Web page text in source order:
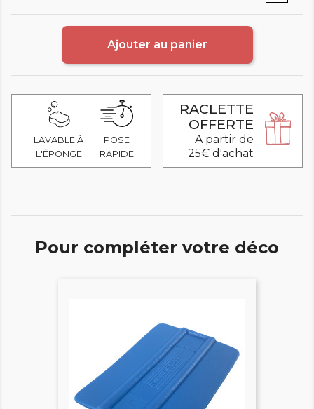
Ajouter au panier
LAVABLE À
L'ÉPONGE
POSE
RAPIDE
RACLETTE
OFFERTE
A partir de
25€ d'achat
Pour compléter votre déco